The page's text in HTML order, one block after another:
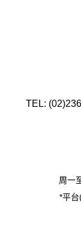
TEL:
周一
*平